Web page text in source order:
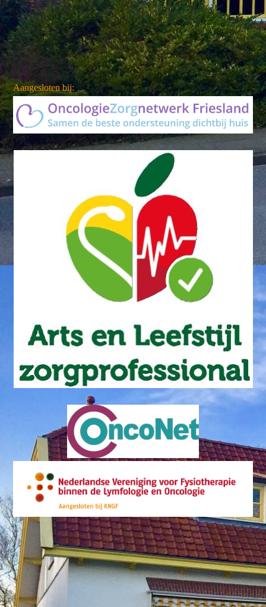
Aangesloten bij: